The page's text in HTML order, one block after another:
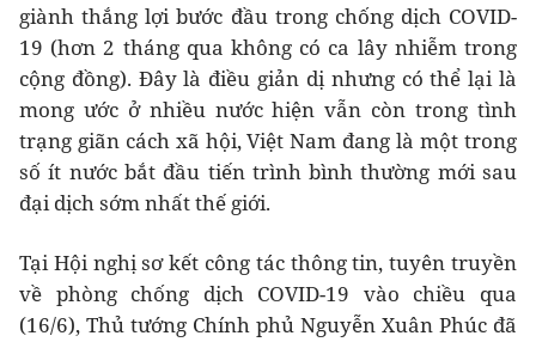
giành thắng lợi bước đầu trong chống dịch COVID-
19 (hơn 2 tháng qua không có ca lây nhiễm trong
cộng đồng). Đây là điều giản dị nhưng có thể lại là
mong ước ở nhiều nước hiện vẫn còn trong tình
trạng giãn cách xã hội, Việt Nam đang là một trong
số ít nước bắt đầu tiến trình bình thường mới sau
đại dịch sớm nhất thế giới.
Tại Hội nghị sơ kết công tác thông tin, tuyên truyền
về phòng chống dịch COVID-19 vào chiều qua
(16/6), Thủ tướng Chính phủ Nguyễn Xuân Phúc đã